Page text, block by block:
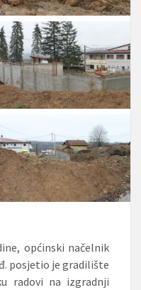
općinski načelnik
posjetio je gradilište
radovi na izgradnji